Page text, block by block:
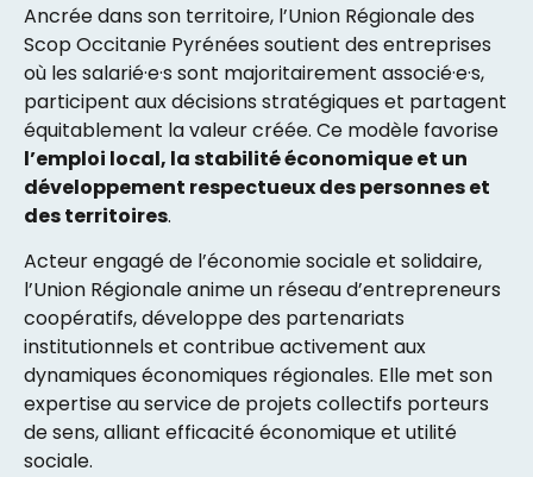
Ancrée dans son territoire, l’Union Régionale des
Scop Occitanie Pyrénées soutient des entreprises
où les salarié·e·s sont majoritairement associé·e·s,
participent aux décisions stratégiques et partagent
équitablement la valeur créée. Ce modèle favorise
l’emploi local, la stabilité économique et un
développement respectueux des personnes et
des territoires.
Acteur engagé de l’économie sociale et solidaire,
l’Union Régionale anime un réseau d’entrepreneurs
coopératifs, développe des partenariats
institutionnels et contribue activement aux
dynamiques économiques régionales. Elle met son
expertise au service de projets collectifs porteurs
de sens, alliant efficacité économique et utilité
sociale.